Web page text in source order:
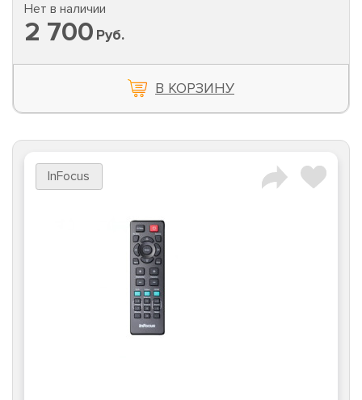
Нет в наличии
2 700 Руб.
В КОРЗИНУ
InFocus